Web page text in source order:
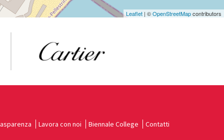
Leaflet | ©OpenStreetMapcontributors
Lavora con noi Biennale College Contatti